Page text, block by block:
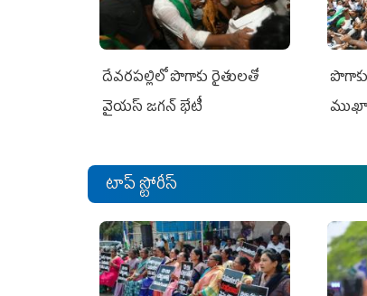
దేవరపల్లిలో పొగాకు రైతులతో
వైయస్ జగన్ భేటీ
టాప్ స్టోరీస్